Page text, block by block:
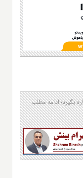
بگیرد؛ ادامه مطلب